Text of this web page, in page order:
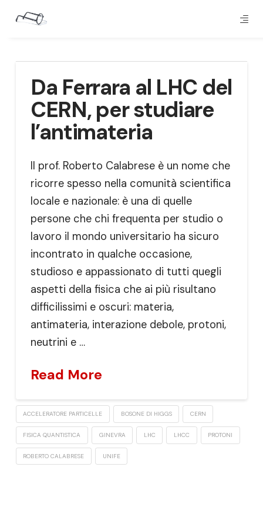
Da Ferrara al LHC del
CERN, per studiare
l’antimateria
Il prof. Roberto Calabrese è un nome che
ricorre spesso nella comunità scientifica
locale e nazionale: è una di quelle
persone che chi frequenta per studio o
lavoro il mondo universitario ha sicuro
incontrato in qualche occasione,
studioso e appassionato di tutti quegli
aspetti della fisica che ai più risultano
difficilissimi e oscuri: materia,
antimateria, interazione debole, protoni,
neutrini e …
Read More
ACCELERATORE PARTICELLE BOSONE DI HIGGS CERN
FISICA QUANTISTICA GINEVRA LHC LHCC PROTONI
ROBERTO CALABRESE UNIFE